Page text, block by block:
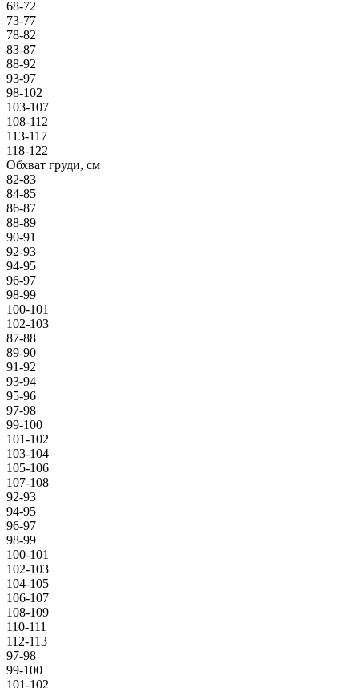
68-72
73-77
78-82
83-87
88-92
93-97
98-102
103-107
108-112
113-117
118-122
Обхват груди, см
82-83
84-85
86-87
88-89
90-91
92-93
94-95
96-97
98-99
100-101
102-103
87-88
89-90
91-92
93-94
95-96
97-98
99-100
101-102
103-104
105-106
107-108
92-93
94-95
96-97
98-99
100-101
102-103
104-105
106-107
108-109
110-111
112-113
97-98
99-100
101-102